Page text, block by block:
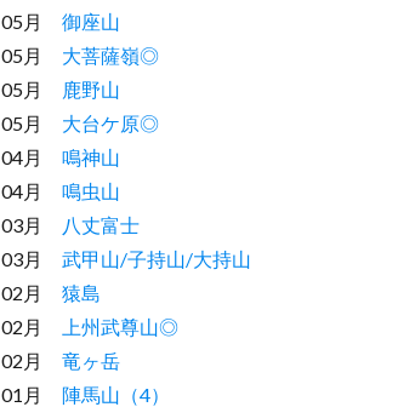
05月 御座山
05月 大菩薩嶺◎
05月
鹿野山
05月 大台ケ原◎
04月 鳴神山
04月 鳴虫山
03月
八丈富士
03月 武甲山/子持山/大持山
02月 猿島
02月
上州武尊山◎
02月 竜ヶ岳
01月 陣馬山（4）